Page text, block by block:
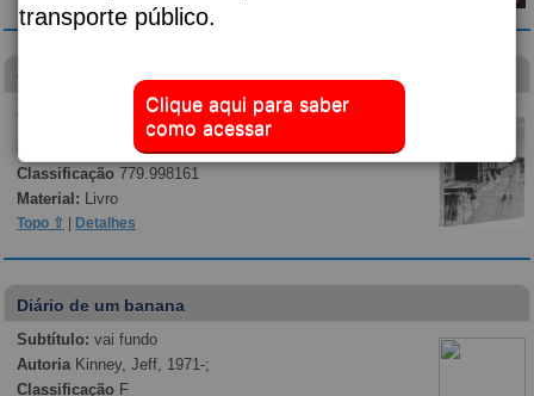
transporte público.
Clique aqui para saber
como acessar
Guilherme Gaensly
Fernandes Junior, Rubens, 1949-; Kossoy,
Boris, 1941-; Segawa, Hugo, 1956-; Museu da Cidade
de São Paulo; Gaensly, Guilherme, 1843-1928.
Classificação779.998161
Material:
Livro
Topo ⇧ Detalhes
Diário de um banana
Subtítulo: vai fundo
Autoria Kinney, Jeff, 1971-;
Classificação F